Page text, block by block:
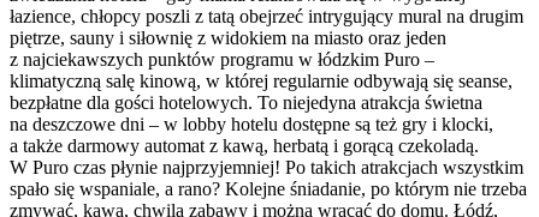
łazience, chłopcy poszli z tatą obejrzeć intrygujący mural na drugim
piętrze, sauny i siłownię z widokiem na miasto oraz jeden
z najciekawszych punktów programu w łódzkim Puro –
klimatyczną salę kinową, w której regularnie odbywają się seanse,
bezpłatne dla gości hotelowych. To niejedyna atrakcja świetna
na deszczowe dni – w lobby hotelu dostępne są też gry i klocki,
a także darmowy automat z kawą, herbatą i gorącą czekoladą.
W Puro czas płynie najprzyjemniej! Po takich atrakcjach wszystkim
spało się wspaniale, a rano? Kolejne śniadanie, po którym nie trzeba
zmywać, kawa, chwila zabawy i można wracać do domu. Łódź,